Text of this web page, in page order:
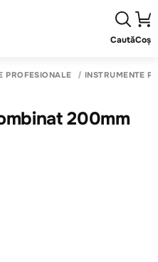
CautăCoș
PROFESIONALE INSTRUMENTE
200mm